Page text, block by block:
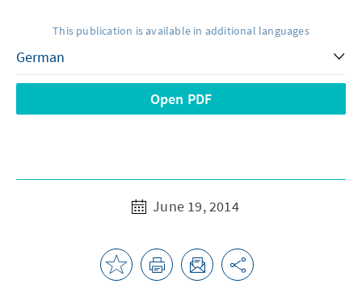
This publication is available in additional languages
Open PDF
June 19, 2014